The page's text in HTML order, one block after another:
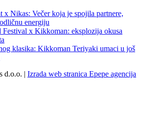
x Nikas: Večer koja je spojila partnere,
energiju
Festival x Kikkoman: eksplozija okusa
klasika: Kikkoman Teriyaki umaci u još
d.o.o. | Izrada web stranica Epepe agencija